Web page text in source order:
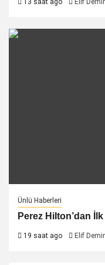
13 saat ago Elif Demir
Ünlü Haberleri
Perez Hilton’dan İlk
19 saat ago Elif Demir